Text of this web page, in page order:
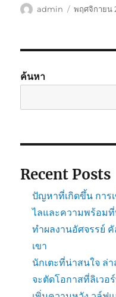
ผู้
admin
เขียน
พฤศจิกายน
ค้นหา
Recent Posts
ปัญหาที่เกิดขึ้น การ
ไลและความพร้อม
ทำผลงานอัศจรรย์
เขา
นักเตะที่น่าสนใจ ล่
จะตัดโอกาสที่ลิเวอ